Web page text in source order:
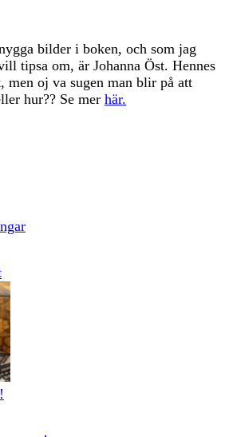
bilder i boken, och som jag
tipsa om, är Johanna Öst. Hennes
men oj va sugen man blir på att
hur?? Se mer här.